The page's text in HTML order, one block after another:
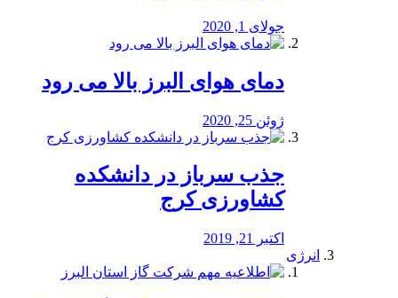
جولای 1, 2020
دمای هوای البرز بالا می رود
ژوئن 25, 2020
جذب سرباز در دانشکده
کشاورزی کرج
اکتبر 21, 2019
انرژی